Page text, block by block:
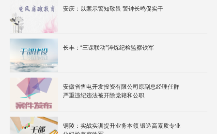
安庆：以案示警知敬畏 警钟长鸣促实干
长丰：“三课联动”淬炼纪检监察铁军
安徽省售电开发投资有限公司原副总经理任群
严重违纪违法被开除党籍和公职
铜陵：实战实训提升业务本领 锻造高素质专业